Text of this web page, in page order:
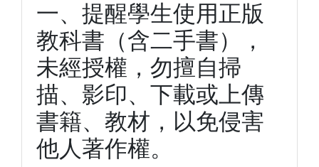
一、提醒學生使用正版
教科書（含二手書），
未經授權，勿擅自掃
描、影印、下載或上傳
書籍、教材，以免侵害
他人著作權。